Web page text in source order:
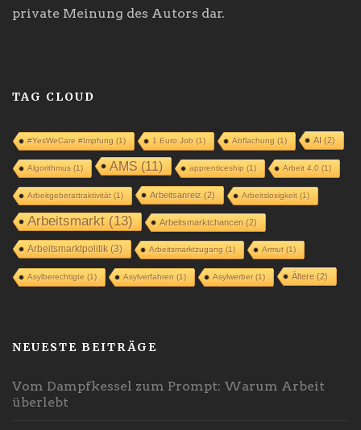
private Meinung des Autors dar.
TAG CLOUD
#YesWeCare #Impfung (1) 1 Euro Job (1) Abflachung (1) AI (2)
Algorithmus(1) AMS (11) apprenticeship (1) Arbeit 4.0 (1)
Arbeitgeberattraktivität(1) Arbeitsanreiz (2) Arbeitslosigkeit(1)
Arbeitsmarkt(13) Arbeitsmarktchancen (2)
Arbeitsmarktpolitik(3) Arbeitsmarktzugang (1) Armut(1)
Asylberechtigte (1) Asylverfahren (1) Asylwerber(1) Ältere(2)
NEUESTE BEITRÄGE
Vom Dampfkessel zum Prompt: Warum Arbeit
überlebt